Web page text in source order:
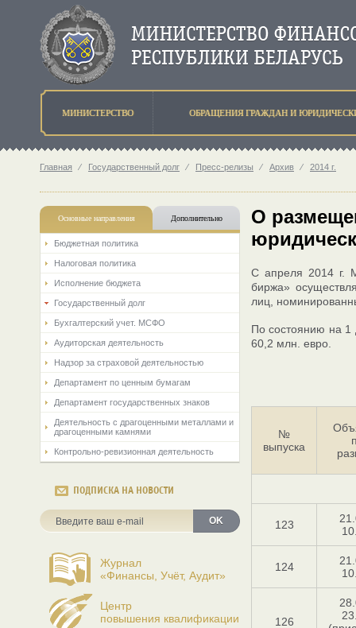
МИНИСТЕРСТВО ОБРАЩЕНИЯ ГРАЖДАН И
Главная ⁄ Государственный долг ⁄ Пресс-релизы ⁄ Архив ⁄ 2014 г.
Основные направления Дополнительно
Бюджетная политика
Налоговая политика
Исполнение бюджета
Государственный долг
Бухгалтерский учет. МСФО
Аудиторская деятельность
Надзор за страховой деятельностью
Департамент по ценным бумагам
Департамент государственных знаков
Деятельность с драгоценными металлами и
драгоценными камнями
Контрольно-ревизионная деятельность
ПОДПИСКА НА НОВОСТИ
OK
Журнал
«Финансы, Учёт, Аудит»
Центр
повышения квалификации
О
С апреля 2014 г.
биржа»
лиц,
По состоянию на
60,2 млн. евро.
№
выпуска
123
124
126